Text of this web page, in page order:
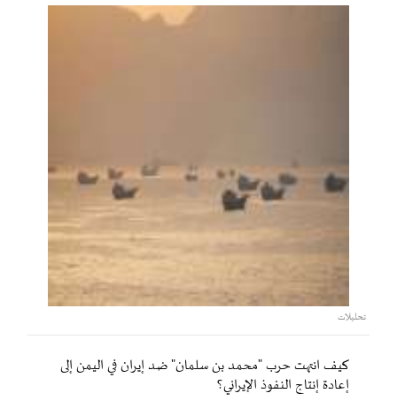
تحليلات
كيف انتهت حرب "محمد بن سلمان" ضد إيران في اليمن إلى
إعادة إنتاج النفوذ الإيراني؟